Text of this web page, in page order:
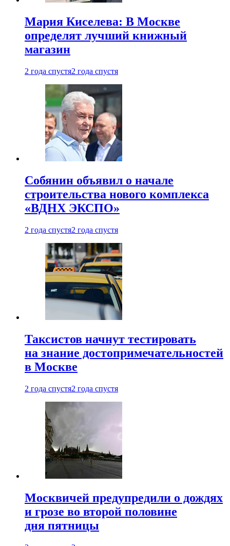
Мария Киселева: В Москве
определят лучший книжный
магазин
2 года спустя2 года спустя
Собянин объявил о начале
строительства нового комплекса
«ВДНХ ЭКСПО»
2 года спустя2 года спустя
Таксистов начнут тестировать
на знание достопримечательностей
в Москве
2 года спустя2 года спустя
Москвичей предупредили о дождях
и грозе во второй половине
дня пятницы